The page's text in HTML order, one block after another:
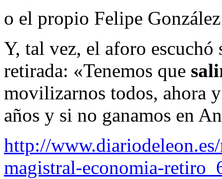
o el propio Felipe
Y, tal vez, el aforo
retirada: «Tenemos que
movilizarnos todos, ahora
años y si no ganamos en
http://
magistral-economia-